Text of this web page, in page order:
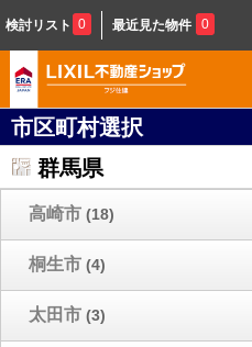
検討リスト 0 最近見た物件 0
市区町村選択
群馬県
高崎市 (18)
桐生市 (4)
太田市 (3)